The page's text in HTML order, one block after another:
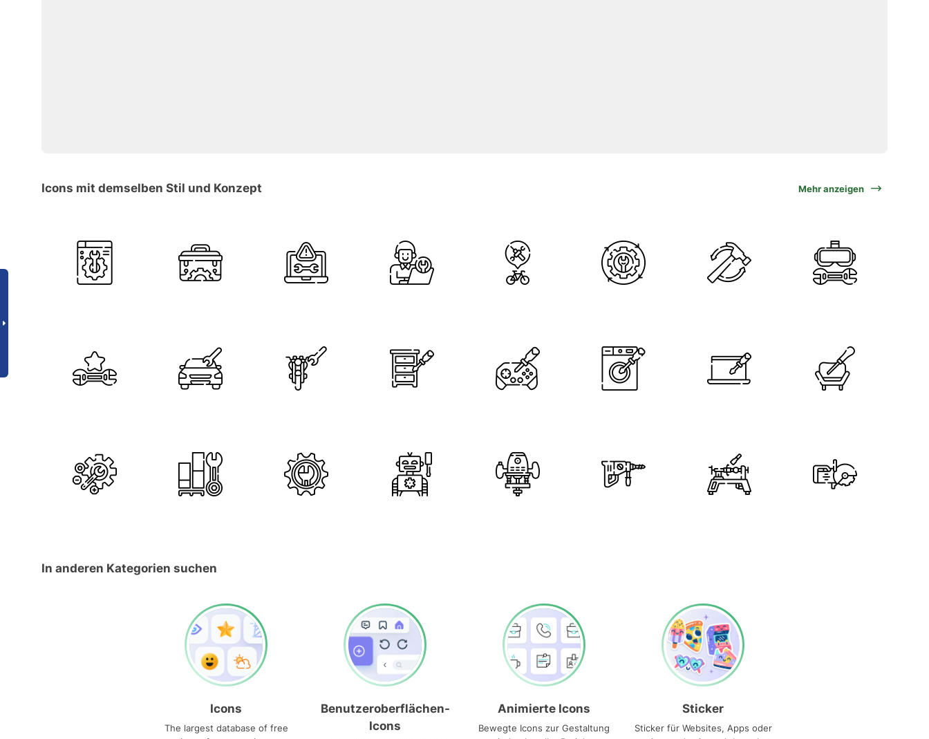
Icons mit demselben Stil und Konzept Mehr anzeigen
In anderen Kategorien suchen
Icons
The largest database of free
Benutzeroberflächen-
Icons
Animierte Icons
Bewegte Icons zur Gestaltung
Sticker
Sticker für Websites, Apps oder